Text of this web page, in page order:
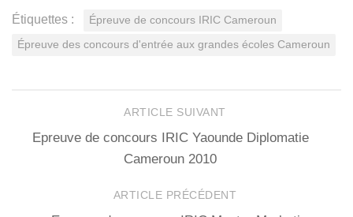
Étiquettes : Épreuve de concours IRIC Cameroun
Épreuve des concours d'entrée aux grandes écoles Cameroun
ARTICLE SUIVANT
Epreuve de concours IRIC Yaounde Diplomatie
Cameroun 2010
ARTICLE PRÉCÉDENT